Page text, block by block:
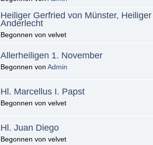
Heiliger Gerfried von Münster,
Anderlecht
Begonnen von velvet
Allerheiligen 1. November
Begonnen von Admin
Hl. Marcellus I. Papst
Begonnen von velvet
Hl. Juan Diego
Begonnen von velvet